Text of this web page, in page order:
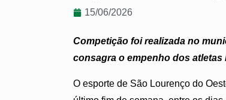
15/06/2026
Competição foi realizada no
consagra o empenho dos atletas
O esporte de São Lourenço do